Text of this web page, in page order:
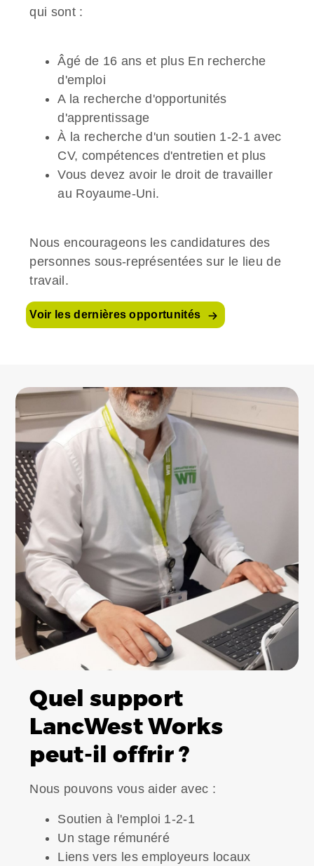
qui sont :
Âgé de 16 ans et plus En recherche
d'emploi
A la recherche d'opportunités
d'apprentissage
À la recherche d'un soutien 1-2-1 avec
CV, compétences d'entretien et plus
Vous devez avoir le droit de travailler
au Royaume-Uni.
Nous encourageons les candidatures des
personnes sous-représentées sur le lieu de
travail.
Voir les dernières opportunités
Quel support
LancWest Works
peut-il offrir ?
Nous pouvons vous aider avec :
Soutien à l'emploi 1-2-1
Un stage rémunéré
Liens vers les employeurs locaux